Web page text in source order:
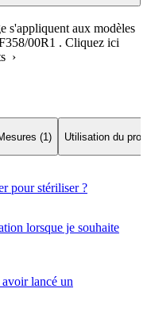
s'appliquent aux modèles
00R1 . Cliquez ici
›
(1) Utilisation du
pour stériliser ?
lorsque je souhaite
lancé un